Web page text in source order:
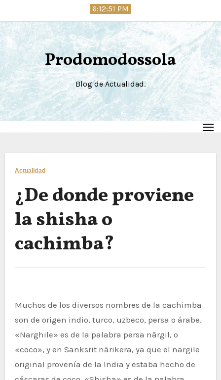
al
contenido
6:12:52 PM
Prodomodossola
Blog de Actualidad.
Actualidad
¿De donde proviene
la shisha o
cachimba?
Muchos de los diversos nombres de la cachimba
son de origen indio, turco, uzbeco, persa o árabe.
«Narghile» es de la palabra persa nārgil, o
«coco», y en Sanksrit nārikera, ya que el nargile
original provenía de la India y estaba hecho de